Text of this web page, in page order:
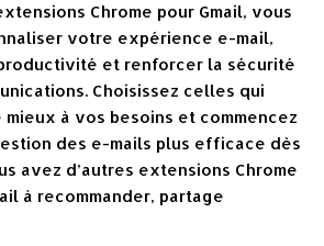
Chrome pour Gmail, vous
votre expérience e-mail,
et renforcer la sécurité
Choisissez celles qui
à vos besoins et commencez
des e-mails plus efficace dès
avez d’autres extensions Chrome
à recommander, partage